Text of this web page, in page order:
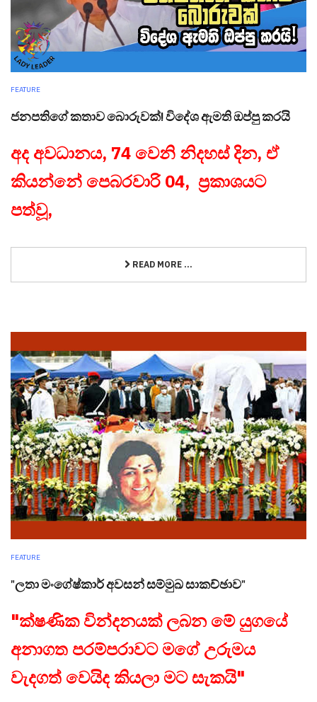
FEATURE
ජනපතිගේ කතාව බොරුවක්! විදේශ ඇමති ඔප්පු කරයි
අද අවධානය, 74 වෙනි නිදහස් දින, ඒ
කියන්නේ පෙබරවාරි 04, ප්‍රකාශයට
පත්වූ,
READ MORE ...
FEATURE
"ලතා මංගේෂ්කාර් අවසන් සම්මුඛ සාකච්ඡාව"
"ක්ෂණික වින්දනයක් ලබන මේ යුගයේ
අනාගත පරම්පරාවට මගේ උරුමය
වැදගත් වෙයිද කියලා මට සැකයි"